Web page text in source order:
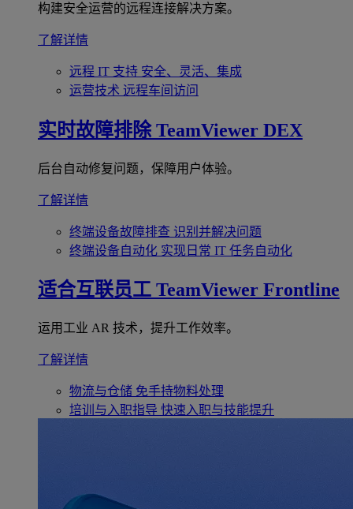
构建安全运营的远程连接解决方案。
了解详情
远程 IT 支持 安全、灵活、集成
运营技术 远程车间访问
实时故障排除 TeamViewer DEX
后台自动修复问题，保障用户体验。
了解详情
终端设备故障排查 识别并解决问题
终端设备自动化 实现日常 IT 任务自动化
适合互联员工 TeamViewer Frontline
运用工业 AR 技术，提升工作效率。
了解详情
物流与仓储 免手持物料处理
培训与入职指导 快速入职与技能提升